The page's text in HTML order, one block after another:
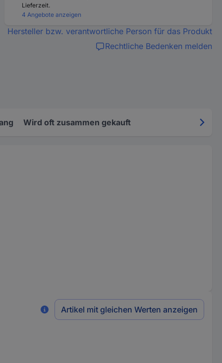
Lieferzeit.
4 Angebote anzeigen
Hersteller bzw. verantwortliche Person für das Produkt
Rechtliche Bedenken melden
Wird oft zusammen gekauft
Artikel mit gleichen Werten anzeigen